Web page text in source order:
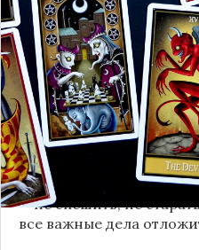
В ближайшие семь
кардинальные
как балом на этой
отвечающий за все
Звездный таролог Юлия
на неделе будут
Лучшее, что можно
— не спешить, не
все важные дела